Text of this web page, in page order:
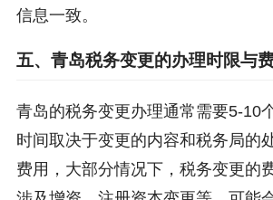
信息一致。
五、青岛税务变更的办理时限与
青岛的税务变更办理通常需要5-10
时间取决于变更的内容和税务局的
费用，大部分情况下，税务变更的